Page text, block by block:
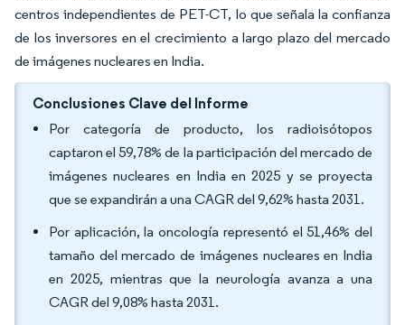
centros independientes de PET-CT, lo que señala la confianza
de los inversores en el crecimiento a largo plazo del mercado
de imágenes nucleares en India.
Conclusiones Clave del Informe
Por categoría de producto, los radioisótopos
captaron el 59,78% de la participación del mercado de
imágenes nucleares en India en 2025 y se proyecta
que se expandirán a una CAGR del 9,62% hasta 2031.
Por aplicación, la oncología representó el 51,46% del
tamaño del mercado de imágenes nucleares en India
en 2025, mientras que la neurología avanza a una
CAGR del 9,08% hasta 2031.